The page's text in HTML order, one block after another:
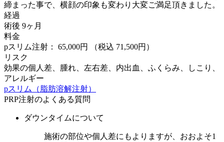
締まった事で、横顔の印象も変わり大変ご満足頂きました。
経過
術後 9ヶ月
料金
pスリム注射： 65,000円
（税込 71,500円）
リスク
効果の個人差、腫れ、左右差、内出血、ふくらみ、しこり、
アレルギー
pスリム（脂肪溶解注射）
PRP注射のよくある質問
ダウンタイムについて
施術の部位や個人差にもよりますが、おおよそ1